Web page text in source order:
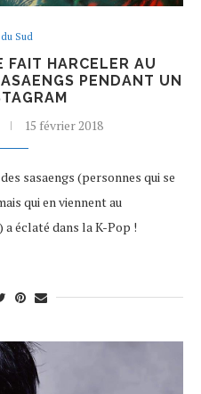
Sud
FAIT HARCELER AU
PENDANT UN
15 février 2018
sasaengs (personnes qui se
qui en viennent au
éclaté dans la K-Pop !